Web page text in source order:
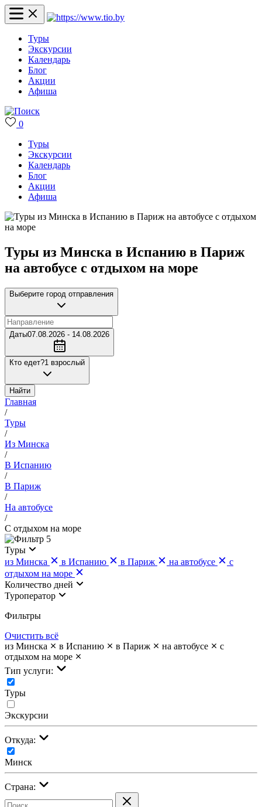
Туры
Экскурсии
Календарь
Блог
Акции
Афиша
0
Туры
Экскурсии
Календарь
Блог
Акции
Афиша
Туры из Минска в Испанию в Париж
на автобусе с отдыхом на море
Выберите город отправления
Даты07.08.2026 - 14.08.2026
Кто едет?1 взрослый
Найти
Главная
/
Туры
/
Из Минска
/
В Испанию
/
В Париж
/
На автобусе
/
С отдыхом на море
5
Туры
из Минска
в Испанию в Париж на автобусе
с
отдыхом на море
Количество дней
Туроператор
Фильтры
Очистить всё
из Минска
в Испанию в Париж на автобусе
с
отдыхом на море
Тип услуги:
Туры
Экскурсии
Откуда:
Минск
Страна: